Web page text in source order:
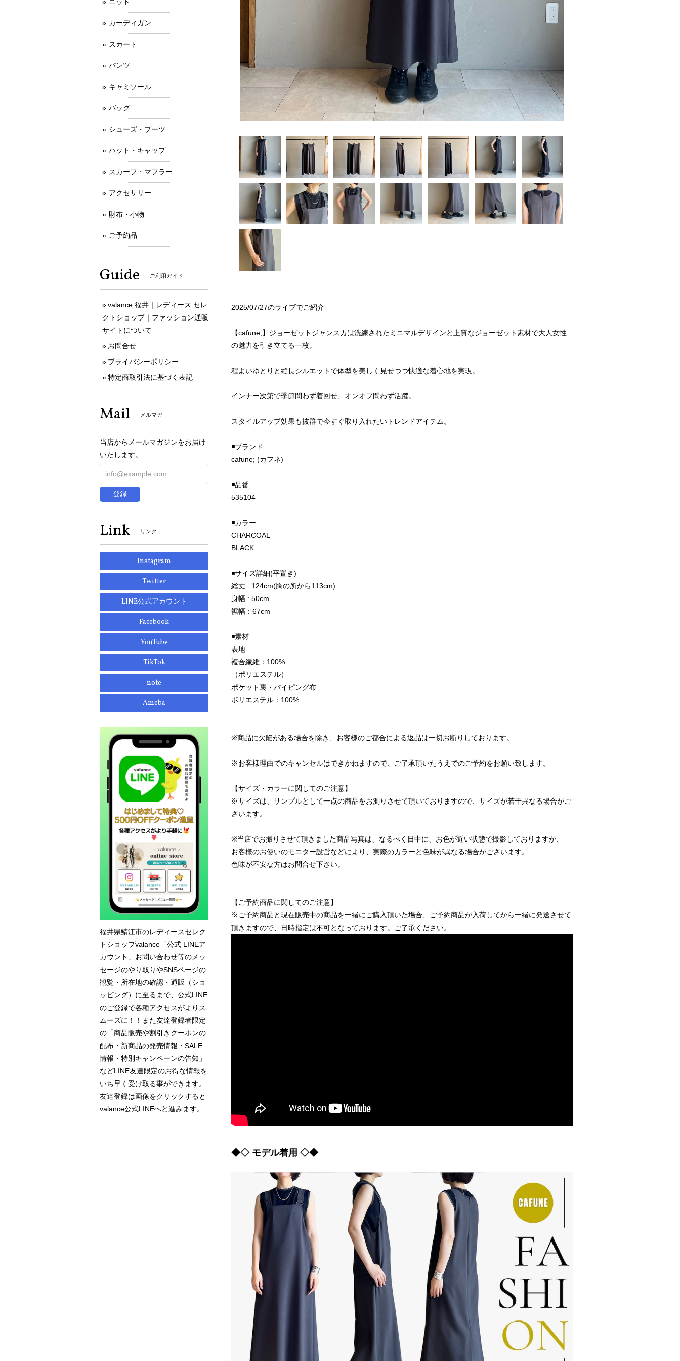
2025/07/27のライブでご紹介
【cafune;】ジョーゼットジャンスカは洗練されたミニマルデザインと上質なジョーゼット素材で大人女性
の魅力を引き立てる一枚。
程よいゆとりと縦長シルエットで体型を美しく見せつつ快適な着心地を実現。
インナー次第で季節問わず着回せ、オンオフ問わず活躍。
スタイルアップ効果も抜群で今すぐ取り入れたいトレンドアイテム。
◾️ブランド
cafune; (カフネ)
◾️品番
535104
◾️カラー
CHARCOAL
BLACK
◾️サイズ詳細(平置き)
総丈 : 124cm(胸の所から113cm)
身幅 : 50cm
裾幅：67cm
◾️素材
表地
複合繊維：100%
（ポリエステル）
ポケット裏・パイピング布
ポリエステル：100%
※商品に欠陥がある場合を除き、お客様のご都合による返品は一切お断りしております。
※お客様理由でのキャンセルはできかねますので、ご了承頂いたうえでのご予約をお願い致します。
【サイズ・カラーに関してのご注意】
※サイズは、サンプルとして一点の商品をお測りさせて頂いておりますので、サイズが若干異なる場合がご
ざいます。
※当店でお撮りさせて頂きました商品写真は、なるべく日中に、お色が近い状態で撮影しておりますが、
お客様のお使いのモニター設営などにより、実際のカラーと色味が異なる場合がございます。
色味が不安な方はお問合せ下さい。
【ご予約商品に関してのご注意】
※ご予約商品と現在販売中の商品を一緒にご購入頂いた場合、ご予約商品が入荷してから一緒に発送させて
頂きますので、日時指定は不可となっております。ご了承ください。
◆◇ モデル着用 ◇◆
カーディガン
スカート
パンツ
キャミソール
バッグ
シューズ・ブーツ
ハット・キャップ
スカーフ・マフラー
アクセサリー
財布・小物
ご予約品
Guide ご利用ガイド
valance 福井｜レディース セレ
クトショップ｜ファッション通販
サイトについて
お問合せ
プライバシーポリシー
特定商取引法に基づく表記
Mail メルマガ
当店からメールマガジンをお届け
いたします。
登録
Link リンク
Instagram
Twitter
LINE公式アカウント
Facebook
YouTube
TikTok
note
Ameba
福井県鯖江市のレディースセレク
トショップvalance「公式 LINEア
カウント」お問い合わせ等のメッ
セージのやり取りやSNSページの
観覧・所在地の確認・通販（ショ
ッピング）に至るまで、公式LINE
のご登録で各種アクセスがよりス
ムーズに！！また友達登録者限定
の「商品販売や割引きクーポンの
配布・新商品の発売情報・SALE
情報・特別キャンペーンの告知」
などLINE友達限定のお得な情報を
いち早く受け取る事ができます。
友達登録は画像をクリックすると
valance公式LINEへと進みます。